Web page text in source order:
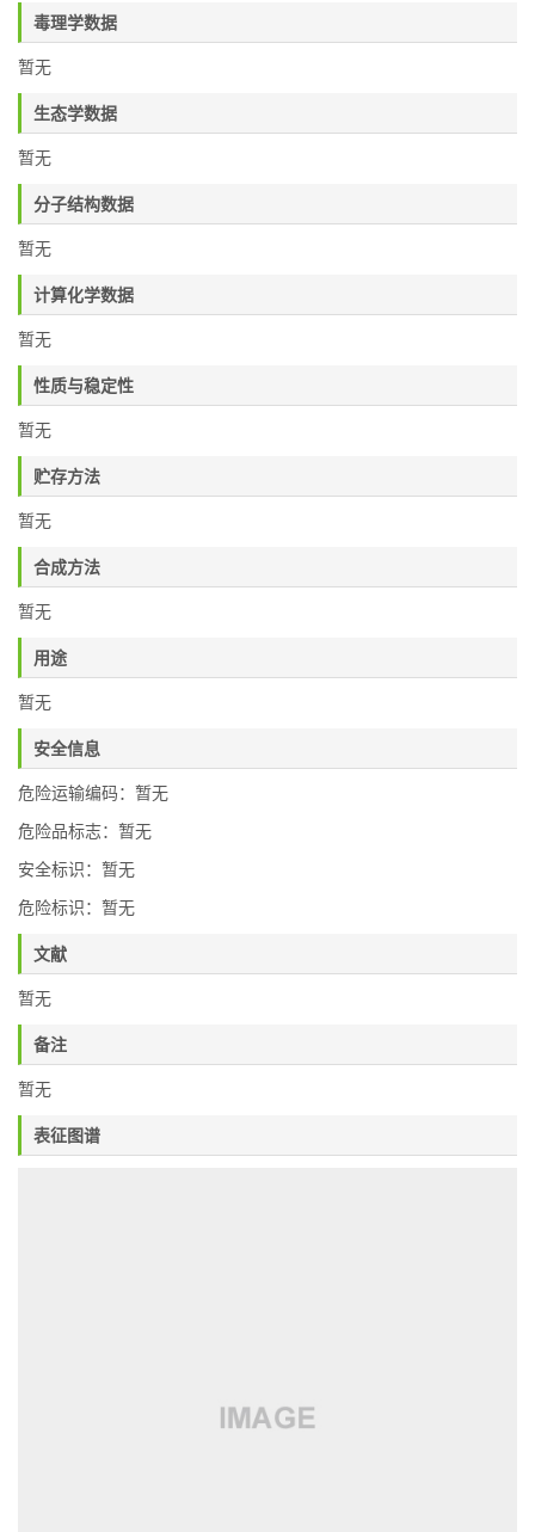
毒理学数据
暂无
生态学数据
暂无
分子结构数据
暂无
计算化学数据
暂无
性质与稳定性
暂无
贮存方法
暂无
合成方法
暂无
用途
暂无
安全信息
危险运输编码：暂无
危险品标志：暂无
安全标识：暂无
危险标识：暂无
文献
暂无
备注
暂无
表征图谱